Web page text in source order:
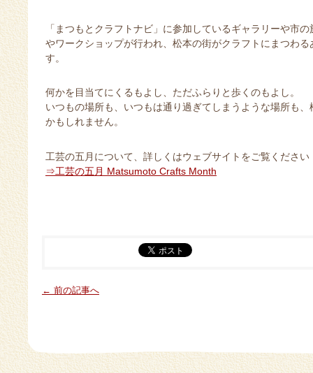
「まつもとクラフトナビ」に参加しているギャラリーや市
やワークショップが行われ、松本の街がクラフトにまつわ
す。
何かを目当てにくるもよし、ただふらりと歩くのもよし。
いつもの場所も、いつもは通り過ぎてしまうような場所も
かもしれません。
工芸の五月について、詳しくはウェブサイトをご覧ください
⇒工芸の五月 Matsumoto Crafts Month
← 前の記事へ